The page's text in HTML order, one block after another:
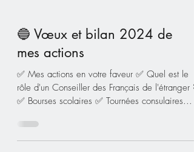
🔵 Vœux et bilan 2024 de
mes actions
✅ Mes actions en votre faveur ✅ Quel est le
rôle d'un Conseiller des Français de l'étranger ?